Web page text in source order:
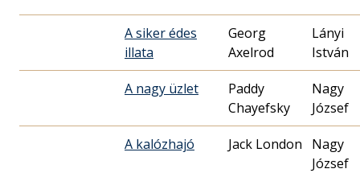
A siker édes
illata
Georg
Axelrod
Lányi
István
A nagy üzlet
Paddy
Chayefsky
Nagy
József
A kalózhajó Jack London
Nagy
József